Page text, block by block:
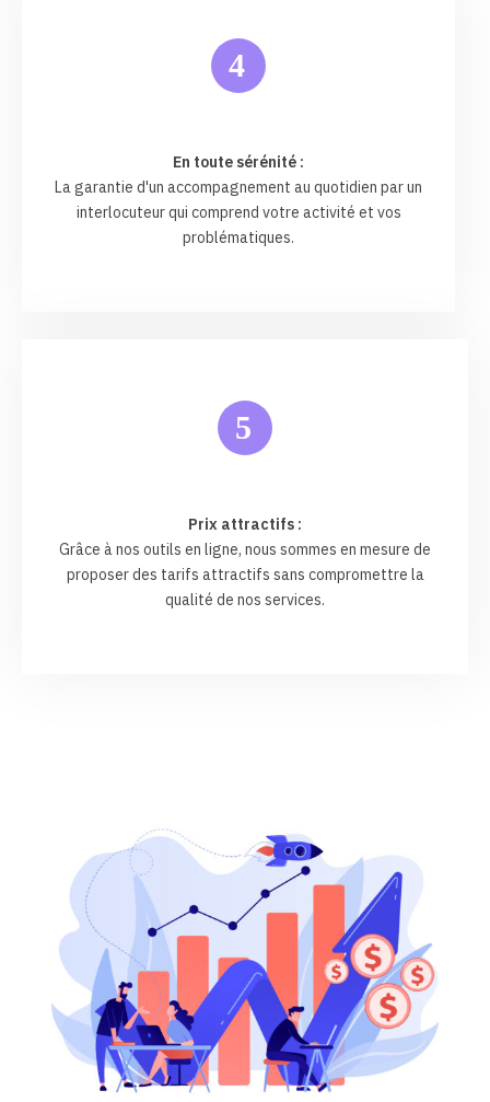
4
En toute sérénité :
La garantie d'un accompagnement au quotidien par un
interlocuteur qui comprend votre activité et vos
problématiques.
5
Prix attractifs :
Grâce à nos outils en ligne, nous sommes en mesure de
proposer des tarifs attractifs sans compromettre la
qualité de nos services.